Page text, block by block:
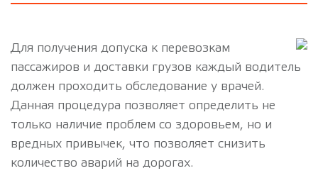
Для получения допуска к перевозкам
пассажиров и доставки грузов каждый водитель
должен проходить обследование у врачей.
Данная процедура позволяет определить не
только наличие проблем со здоровьем, но и
вредных привычек, что позволяет снизить
количество аварий на дорогах.